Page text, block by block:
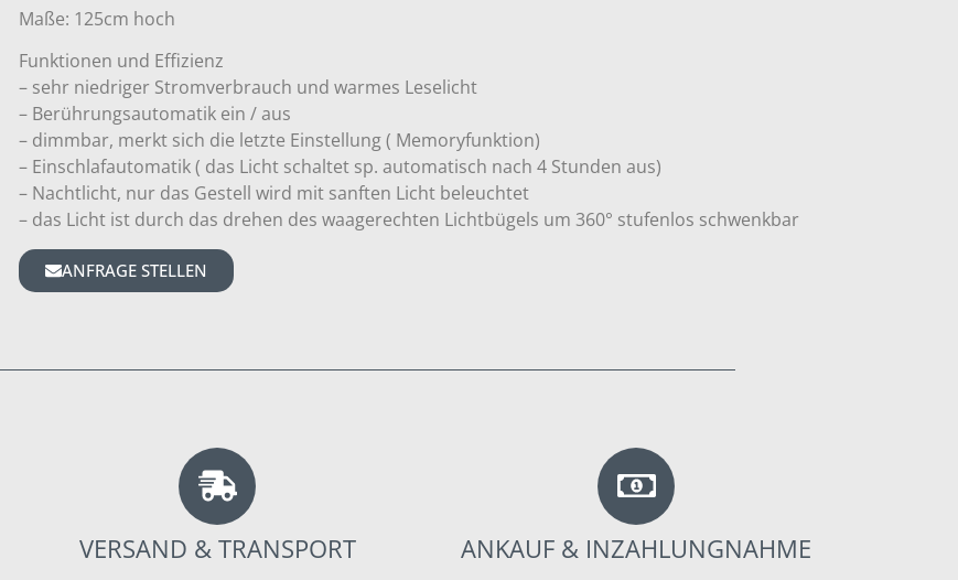
Maße: 125cm hoch
Funktionen und Effizienz
– sehr niedriger Stromverbrauch und warmes Leselicht
– Berührungsautomatik ein / aus
– dimmbar, merkt sich die letzte Einstellung ( Memoryfunktion)
– Einschlafautomatik ( das Licht schaltet sp. automatisch nach 4 Stunden aus)
– Nachtlicht, nur das Gestell wird mit sanften Licht beleuchtet
– das Licht ist durch das drehen des waagerechten Lichtbügels um 360° stufenlos schwenkbar
ANFRAGE STELLEN
VERSAND & TRANSPORT ANKAUF & INZAHLUNGNAHME